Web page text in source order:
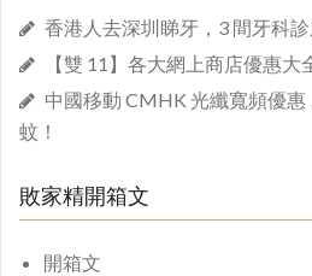
香港人去深圳睇牙，3 間牙科
【雙 11】各大網上商店優惠大
中國移動 CMHK 光纖寬頻優
蚊！
敗家精開箱文
開箱文